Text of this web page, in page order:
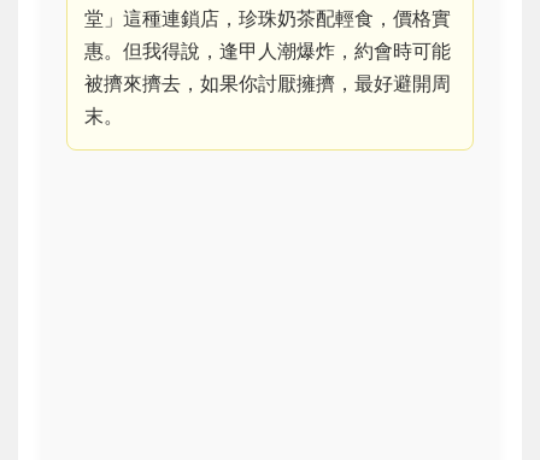
堂」這種連鎖店，珍珠奶茶配輕食，價格實
惠。但我得說，逢甲人潮爆炸，約會時可能
被擠來擠去，如果你討厭擁擠，最好避開周
末。